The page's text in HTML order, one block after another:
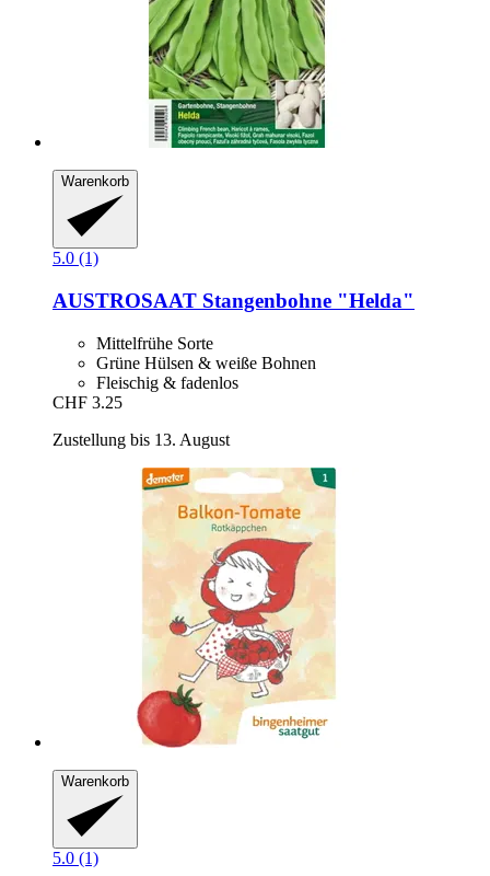
Warenkorb
5.0 (1)
AUSTROSAAT Stangenbohne "Helda"
Mittelfrühe Sorte
Grüne Hülsen & weiße Bohnen
Fleischig & fadenlos
CHF 3.25
Zustellung bis 13. August
Warenkorb
5.0 (1)